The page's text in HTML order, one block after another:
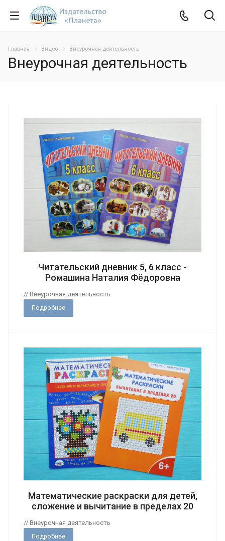
Главная Видео Внеурочная деятельность
Внеурочная деятельность
Читательский дневник 5, 6 класс -
Ромашина Наталия Фёдоровна
// Внеурочная деятельность
Подробнее
Математические раскраски для детей,
сложение и вычитание в пределах 20
// Внеурочная деятельность
Подробнее